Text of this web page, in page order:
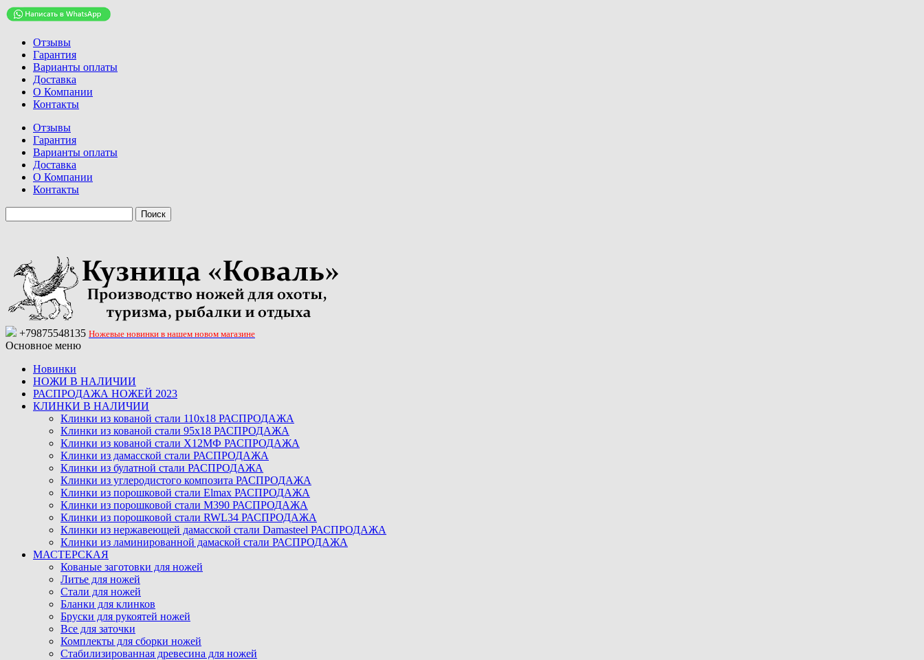
Отзывы
Гарантия
Варианты оплаты
Доставка
О Компании
Контакты
Отзывы
Гарантия
Варианты оплаты
Доставка
О Компании
Контакты
+79875548135 Ножевые новинки в нашем новом магазине
Основное меню
Новинки
НОЖИ В НАЛИЧИИ
РАСПРОДАЖА НОЖЕЙ 2023
КЛИНКИ В НАЛИЧИИ
Клинки из кованой стали 110х18 РАСПРОДАЖА
Клинки из кованой стали 95х18 РАСПРОДАЖА
Клинки из кованой стали Х12МФ РАСПРОДАЖА
Клинки из дамасской стали РАСПРОДАЖА
Клинки из булатной стали РАСПРОДАЖА
Клинки из углеродистого композита РАСПРОДАЖА
Клинки из порошковой стали Elmax РАСПРОДАЖА
Клинки из порошковой стали M390 РАСПРОДАЖА
Клинки из порошковой стали RWL34 РАСПРОДАЖА
Клинки из нержавеющей дамасской стали Damasteel РАСПРОДАЖА
Клинки из ламинированной дамаской стали РАСПРОДАЖА
МАСТЕРСКАЯ
Кованые заготовки для ножей
Литье для ножей
Стали для ножей
Бланки для клинков
Бруски для рукоятей ножей
Все для заточки
Комплекты для сборки ножей
Стабилизированная древесина для ножей